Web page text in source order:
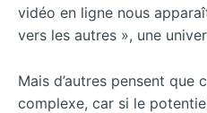
vidéo en ligne nous
vers les autres », une
Mais d’autres pensent que
complexe, car si le